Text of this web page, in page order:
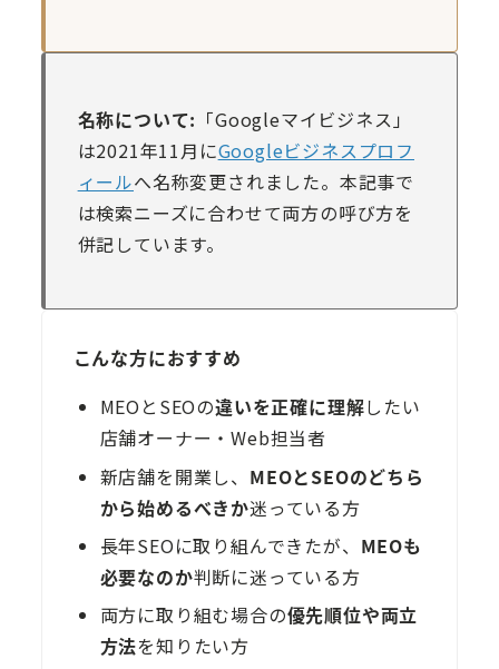
名称について: 「Googleマイビジネス」
は2021年11月にGoogleビジネスプロフ
ィールへ名称変更されました。本記事で
は検索ニーズに合わせて両方の呼び方を
併記しています。
こんな方におすすめ
MEOとSEOの違いを正確に理解したい
店舗オーナー・Web担当者
新店舗を開業し、 MEOとSEOのどちら
から始めるべきか迷っている方
長年SEOに取り組んできたが、 MEOも
必要なのか判断に迷っている方
両方に取り組む場合の優先順位や両立
方法を知りたい方